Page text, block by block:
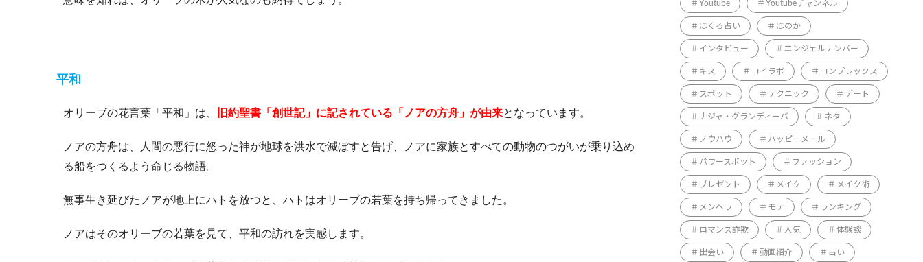
平和
オリーブの花言葉「平和」は、 旧約聖書「創世記」に記されている「ノアの方舟」が由来となっています。
ノアの方舟は、
人間の悪行に怒った神が地球を洪水で滅ぼすと告げ、ノアに家族とすべての動物のつがいが乗り込め
る船をつくるよう命じる物語。
無事生き延びたノアが地上にハトを放つと、ハトはオリーブの若葉を持ち帰ってきました。
ノアはそのオリーブの若葉を見て、平和の訪れを実感します。
Youtube Youtubeチャンネル
ほくろ占い ほのか
インタビュー エンジェルナンバー
キス コイラボ コンプレックス
スポット テクニック デート
ナジャ・グランディーバ ネタ
ノウハウ ハッピーメール
パワースポット ファッション
プレゼント メイク メイク術
メンヘラ モテ ランキング
ロマンス詐欺 人気 体験談
出会い 動画紹介 占い